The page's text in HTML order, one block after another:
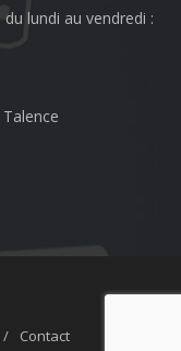
lundi au vendredi :
Contact